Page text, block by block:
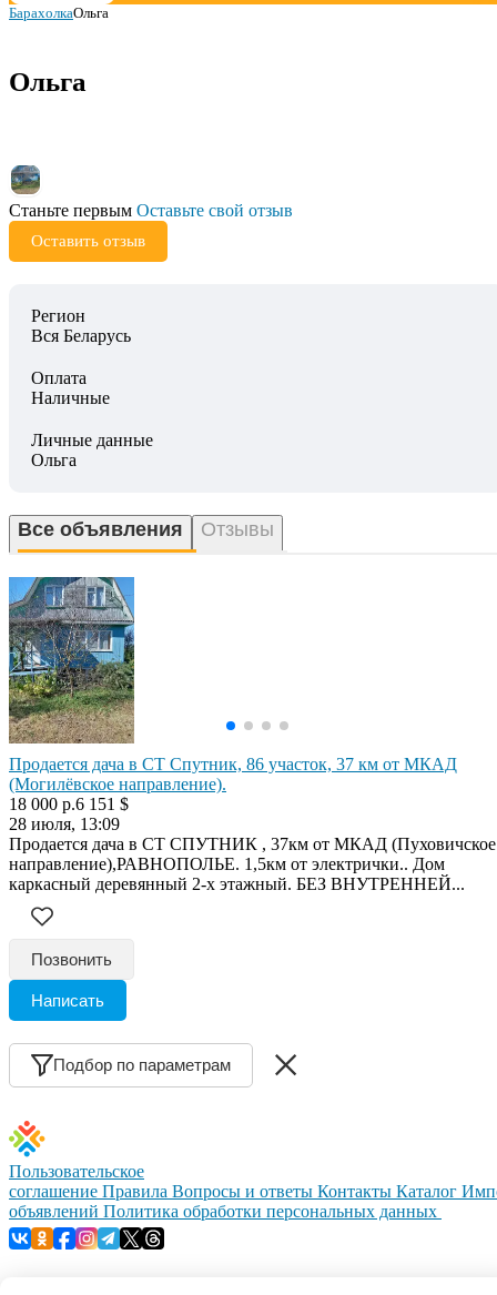
БарахолкаОльга
Ольга
Станьте первым Оставьте свой отзыв
Оставить отзыв
Регион
Вся Беларусь
Оплата
Наличные
Личные данные
Ольга
Все объявления Отзывы
Продается дача в СТ Спутник, 86 участок, 37 км от МКАД
(Могилёвское направление).
18 000 р.6 151 $
28 июля, 13:09
Продается дача в СТ СПУТНИК , 37км от МКАД (Пуховичское
направление),РАВНОПОЛЬЕ. 1,5км от электрички.. Дом
каркасный деревянный 2-х этажный. БЕЗ ВНУТРЕННЕЙ...
Позвонить
Написать
Подбор по параметрам
Пользовательское
соглашение Правила Вопросы и ответы Контакты Каталог
объявлений Политика обработки персональных данных